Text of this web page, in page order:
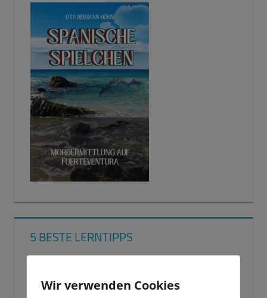
5 BESTE LERNTIPPS
Player
Wir verwenden Cookies